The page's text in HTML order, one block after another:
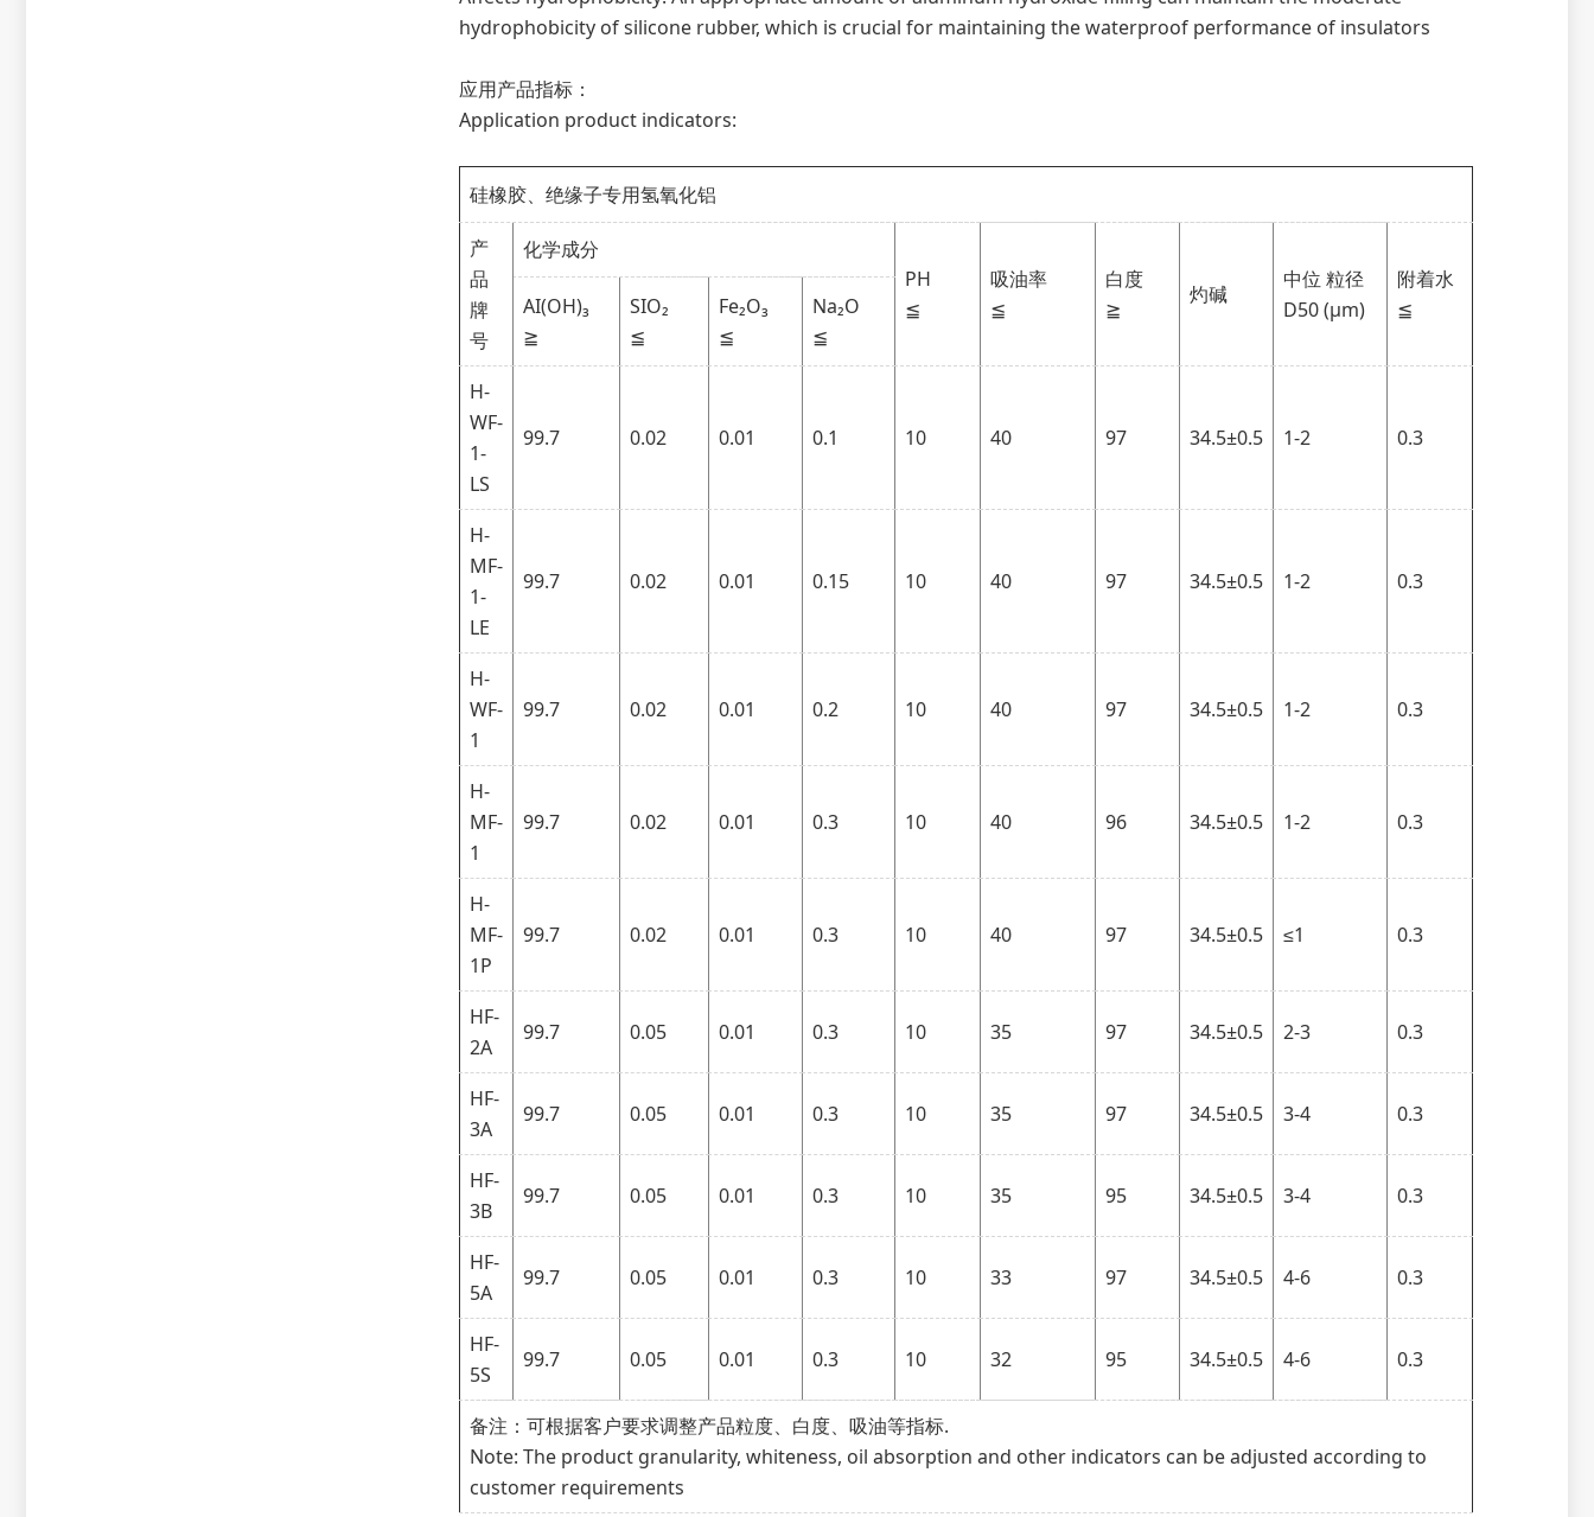
hydrophobicity of silicone rubber, which is crucial for maintaining the waterproof performance of insulators
应用产品指标：
Application product indicators:
硅橡胶、绝缘子专用氢氧化铝
产
品
牌
号
化学成分
PH
≦
吸油率
≦
白度
≧
灼碱
中位 粒径
D50 (μm)
附着水
≦
AI(OH)₃
≧
SIO₂
≦
Fe₂O₃
≦
Na₂O
≦
H-
WF-
1-
LS
99.7 0.02 0.01 0.1 10 40 97 34.5±0.5 1-2 0.3
H-
MF-
1-
LE
99.7 0.02 0.01 0.15 10 40 97 34.5±0.5 1-2 0.3
H-
WF-
1
99.7 0.02 0.01 0.2 10 40 97 34.5±0.5 1-2 0.3
H-
MF-
1
99.7 0.02 0.01 0.3 10 40 96 34.5±0.5 1-2 0.3
H-
MF-
1P
99.7 0.02 0.01 0.3 10 40 97 34.5±0.5 ≤1 0.3
HF-
2A
99.7 0.05 0.01 0.3 10 35 97 34.5±0.5 2-3 0.3
HF-
3A
99.7 0.05 0.01 0.3 10 35 97 34.5±0.5 3-4 0.3
HF-
3B
99.7 0.05 0.01 0.3 10 35 95 34.5±0.5 3-4 0.3
HF-
5A
99.7 0.05 0.01 0.3 10 33 97 34.5±0.5 4-6 0.3
HF-
5S
99.7 0.05 0.01 0.3 10 32 95 34.5±0.5 4-6 0.3
备注：可根据客户要求调整产品粒度、白度、吸油等指标.
Note: The product granularity, whiteness, oil absorption and other indicators can be adjusted according to
customer requirements